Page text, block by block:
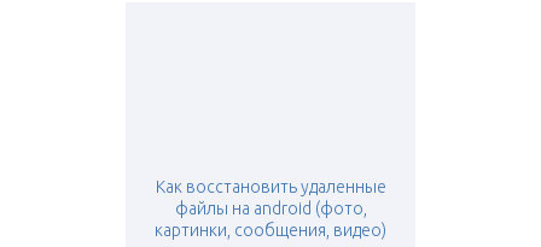
Как восстановить удаленные
файлы на android (фото,
картинки, сообщения, видео)